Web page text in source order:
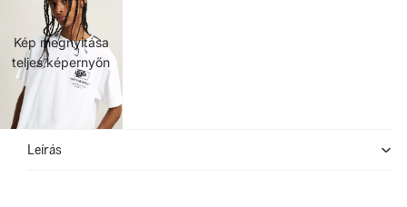
Kép megnyitása
teljes képernyőn
Leírás